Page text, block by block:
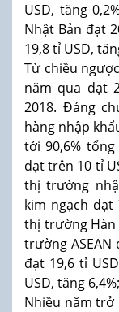
USD, tăng
Nhật Bản đạt
19,8 tỉ USD,
Từ chiều
năm qua đạt
2018. Đáng
hàng nhập
tới 90,6%
đạt trên 10 tỉ
thị trường
kim ngạch đạt
thị trường Hàn
trường ASEAN
đạt 19,6 tỉ
USD, tăng
Nhiều năm trở